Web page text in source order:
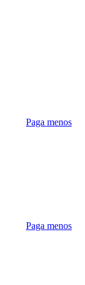
Paga menos
Paga menos